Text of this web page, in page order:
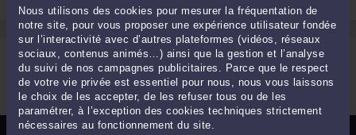
Nous utilisons des cookies pour mesurer la fréquentation de
notre site, pour vous proposer une expérience utilisateur fondée
sur l’interactivité avec d’autres plateformes (vidéos, réseaux
sociaux, contenus animés…) ainsi que la gestion et l’analyse
du suivi de nos campagnes publicitaires. Parce que le respect
de votre vie privée est essentiel pour nous, nous vous laissons
le choix de les accepter, de les refuser tous ou de les
paramétrer, à l’exception des cookies techniques strictement
nécessaires au fonctionnement du site.
1